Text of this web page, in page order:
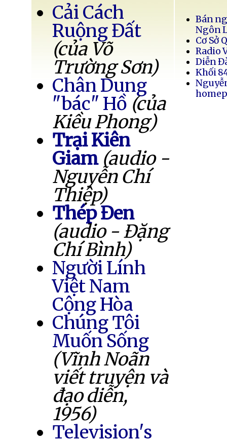
Cải Cách
Ruộng Đất
(của Võ
Trường Sơn)
Chân Dung
"bác" Hồ (của
Kiều Phong)
Trại Kiên
Giam (audio -
Nguyễn Chí
Thiệp)
Thép Đen
(audio - Đặng
Chí Bình)
Người Lính
Việt Nam
Cộng Hòa
Chúng Tôi
Muốn Sống
(Vĩnh Noãn
viết truyện và
đạo diễn,
1956)
Television's
Bán
Ngôn
Cơ Sở
Radio
Diễn
Khối